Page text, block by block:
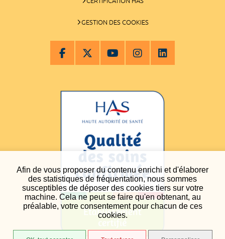
Afin de vous proposer du contenu enrichi et d'élaborer
des statistiques de fréquentation, nous sommes
susceptibles de déposer des cookies tiers sur votre
machine. Cela ne peut se faire qu'en obtenant, au
préalable, votre consentement pour chacun de ces
cookies.
GESTION DES COOKIES